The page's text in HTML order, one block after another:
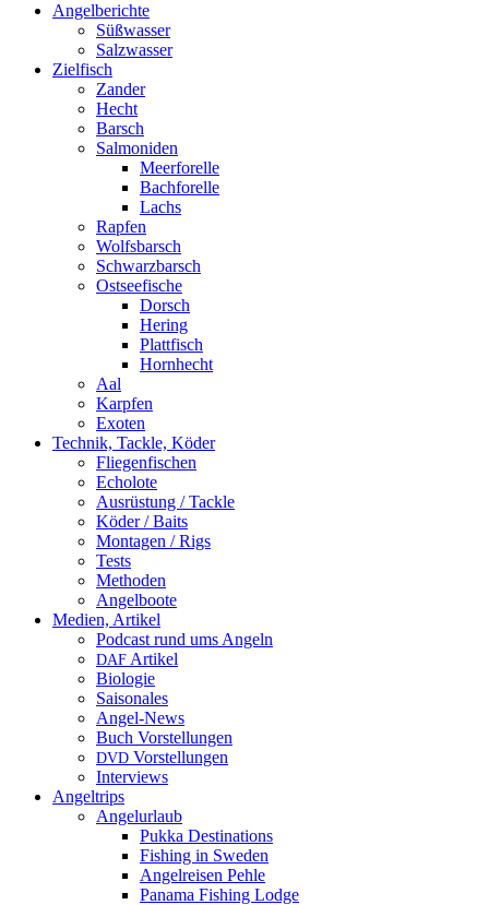
Angelberichte
Süßwasser
Salzwasser
Zielfisch
Zander
Hecht
Barsch
Salmoniden
Meerforelle
Bachforelle
Lachs
Rapfen
Wolfsbarsch
Schwarzbarsch
Ostseefische
Dorsch
Hering
Plattfisch
Hornhecht
Aal
Karpfen
Exoten
Technik, Tackle, Köder
Fliegenfischen
Echolote
Ausrüstung / Tackle
Köder / Baits
Montagen / Rigs
Tests
Methoden
Angelboote
Medien, Artikel
Podcast rund ums Angeln
DAF Artikel
Biologie
Saisonales
Angel-News
Buch Vorstellungen
DVD Vorstellungen
Interviews
Angeltrips
Angelurlaub
Pukka Destinations
Fishing in Sweden
Angelreisen Pehle
Panama Fishing Lodge